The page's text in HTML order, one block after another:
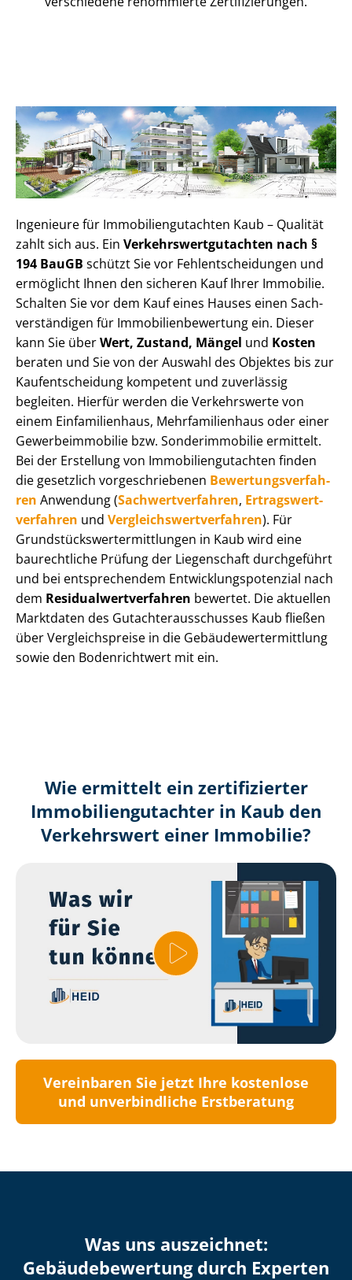
Ingenieure für Im­mo­bi­li­en­gut­ach­ten Kaub – Qualität
zahlt sich aus. Ein Ver­kehrs­wert­gut­ach­ten nach §
194 BauGB schützt Sie vor Fehl­ent­schei­dun­gen und
ermöglicht Ihnen den sicheren Kauf Ihrer Immobilie.
Schalten Sie vor dem Kauf eines Hauses einen Sach­
ver­stän­di­gen für Im­mo­bi­li­en­be­wer­tung ein. Dieser
kann Sie überWert, Zustand, Mängel und Kosten
beraten und Sie von der Auswahl des Objektes bis zur
Kauf­ent­schei­dung kompetent und zuverlässig
begleiten. Hierfür werden die Verkehrswerte von
einem Einfamilienhaus, Mehr­fa­mi­li­en­haus oder einer
Ge­wer­be­im­mo­bi­lie bzw. Sonderimmobilie ermittelt.
Bei der Erstellung von Im­mo­bi­li­en­gut­ach­ten finden
die gesetzlich vor­ge­schrie­be­nen Be­wer­tungs­ver­fah­
ren Anwendung (Sach­wert­ver­fah­ren, Er­trags­wert­
ver­fah­ren und Ver­gleichs­wert­ver­fah­ren). Für
Grund­stücks­wert­ermitt­lun­gen in Kaub wird eine
baurechtliche Prüfung der Liegenschaft durchgeführt
und bei entsprechendem Ent­wick­lungs­po­ten­zi­al nach
dem Re­si­du­al­wert­ver­fah­ren bewertet. Die aktuellen
Marktdaten des Gut­ach­ter­aus­schus­ses Kaub fließen
über Ver­gleichs­prei­se in die Ge­bäu­de­wert­ermitt­lung
sowie den Bodenrichtwert mit ein.
Wie ermittelt ein zertifizierter
Immobilien­gutachter in Kaub den
Verkehrswert einer Immobilie?
Vereinbaren Sie jetzt Ihre kostenlose
und unverbindliche Erstberatung
Was uns auszeichnet:
Ge­bäu­de­be­wer­tung durch Experten